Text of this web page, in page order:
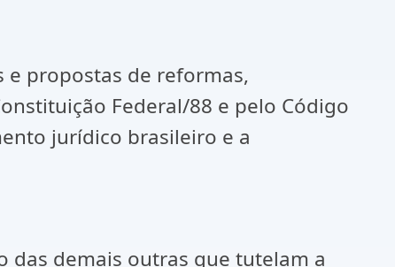
propostas de reformas,
Federal/88 e pelo Código
jurídico brasileiro e a
das demais outras que tutelam a